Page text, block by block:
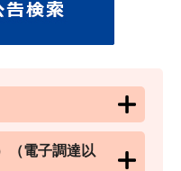
（電子調達以